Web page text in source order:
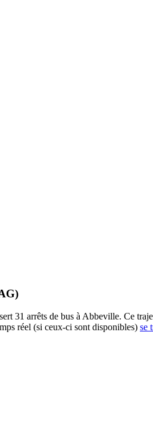
31 arrêts de bus à Abbeville. Ce
réel (si ceux-ci sont disponibles) se